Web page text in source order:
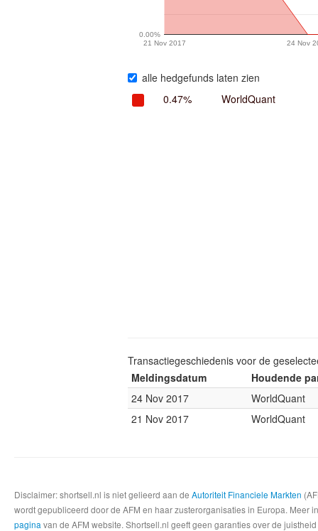
21 Nov 2017 24 Nov
0.00%
alle hedgefunds laten zien
0.47%
WorldQuant
Transactiegeschiedenis voor de
Meldingsdatum
Houdende
24 Nov 2017
WorldQuant
21 Nov 2017
WorldQuant
Disclaimer: shortsell.nl is niet gelieerd aan de Autoriteit Financiele Markten
wordt gepubliceerd door de AFM en haar zusterorganisaties in Europa.
pagina van de AFM website. Shortsell.nl geeft geen garanties over de